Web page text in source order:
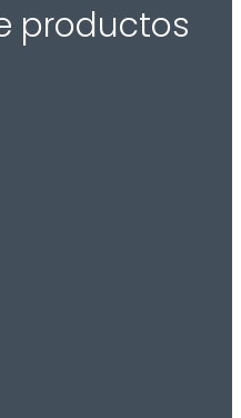
productos